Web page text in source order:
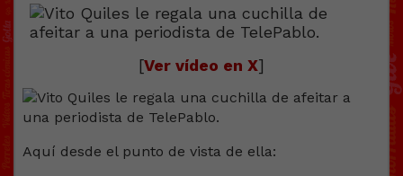
[Ver vídeo en X]
Aquí desde el punto de vista de ella: